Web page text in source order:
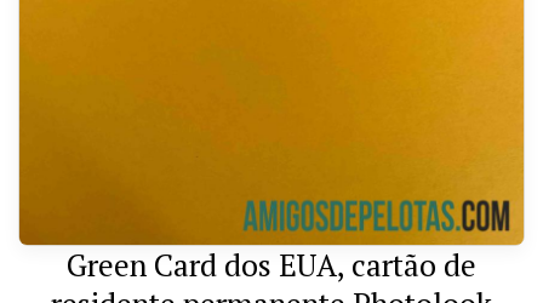
Green Card dos EUA, cartão de